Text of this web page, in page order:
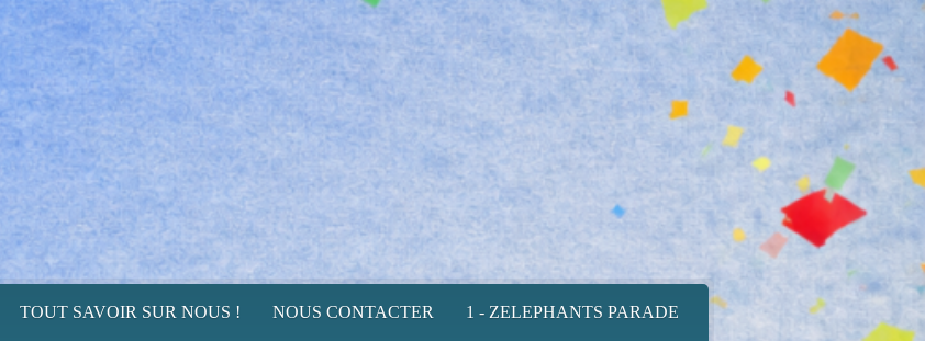
TOUT SAVOIR SUR NOUS ! NOUS CONTACTER 1 - ZELEPHANTS PARADE